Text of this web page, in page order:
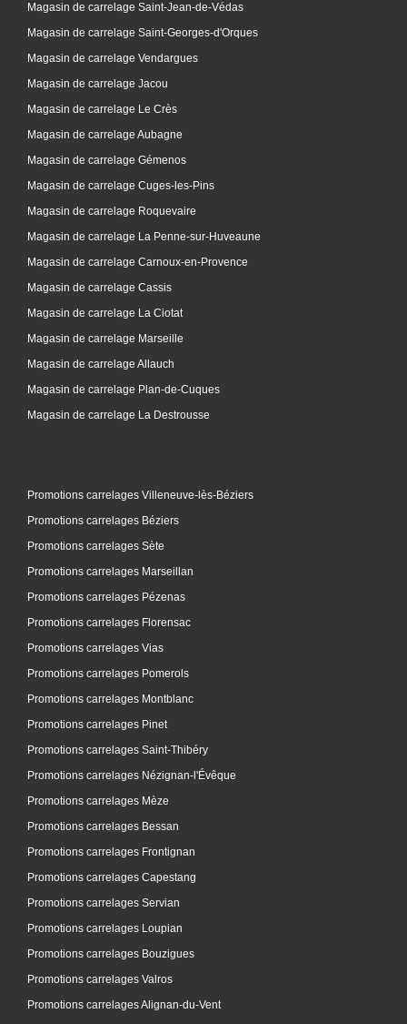
Magasin de carrelage Saint-Jean-de-Védas
Magasin de carrelage Saint-Georges-d'Orques
Magasin de carrelage Vendargues
Magasin de carrelage Jacou
Magasin de carrelage Le Crès
Magasin de carrelage Aubagne
Magasin de carrelage Gémenos
Magasin de carrelage Cuges-les-Pins
Magasin de carrelage Roquevaire
Magasin de carrelage La Penne-sur-Huveaune
Magasin de carrelage Carnoux-en-Provence
Magasin de carrelage Cassis
Magasin de carrelage La Ciotat
Magasin de carrelage Marseille
Magasin de carrelage Allauch
Magasin de carrelage Plan-de-Cuques
Magasin de carrelage La Destrousse
Promotions carrelages Villeneuve-lès-Béziers
Promotions carrelages Béziers
Promotions carrelages Sète
Promotions carrelages Marseillan
Promotions carrelages Pézenas
Promotions carrelages Florensac
Promotions carrelages Vias
Promotions carrelages Pomerols
Promotions carrelages Montblanc
Promotions carrelages Pinet
Promotions carrelages Saint-Thibéry
Promotions carrelages Nézignan-l'Évêque
Promotions carrelages Mèze
Promotions carrelages Bessan
Promotions carrelages Frontignan
Promotions carrelages Capestang
Promotions carrelages Servian
Promotions carrelages Loupian
Promotions carrelages Bouzigues
Promotions carrelages Valros
Promotions carrelages Alignan-du-Vent